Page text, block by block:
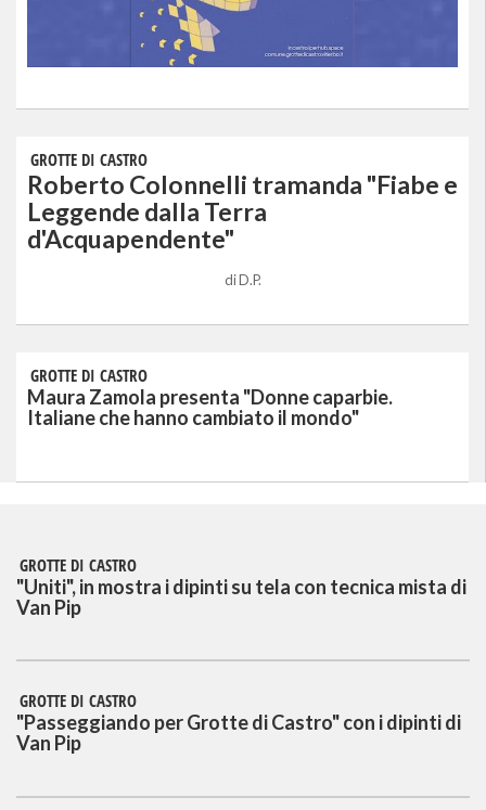
GROTTE DI CASTRO
Roberto Colonnelli tramanda "Fiabe e
Leggende dalla Terra
d'Acquapendente"
diD.P.
GROTTE DI CASTRO
Maura Zamola presenta "Donne caparbie.
Italiane che hanno cambiato il mondo"
GROTTE DI CASTRO
"Uniti", in mostra i dipinti su tela con tecnica mista di
Van Pip
GROTTE DI CASTRO
"Passeggiando per Grotte di Castro" con i dipinti di
Van Pip